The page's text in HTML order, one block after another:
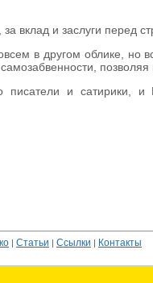
вклад и заслуги перед
в другом облике, но
писатели и
| Статьи | Ссылки | Контакты